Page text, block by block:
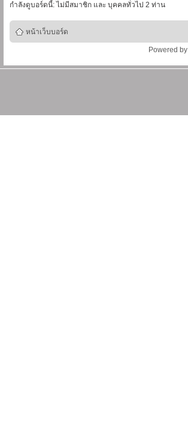
กำลังดูบอร์ดนี้: ไม่มีสมาชิก และ บุคคลทั่วไป 2 ท่าน
หน้าเว็บบอร์ด
Powered by